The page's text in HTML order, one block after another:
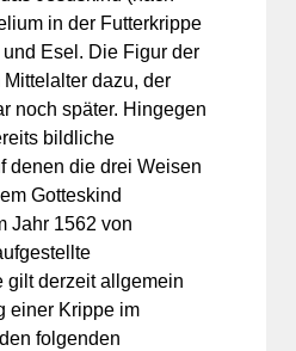
in der Futterkrippe
und Esel. Die Figur der
Mittelalter dazu, der
noch später. Hingegen
bildliche
denen die drei Weisen
Gotteskind
Jahr 1562 von
gilt derzeit allgemein
einer Krippe im
folgenden